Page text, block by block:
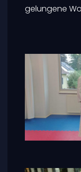
gelungene